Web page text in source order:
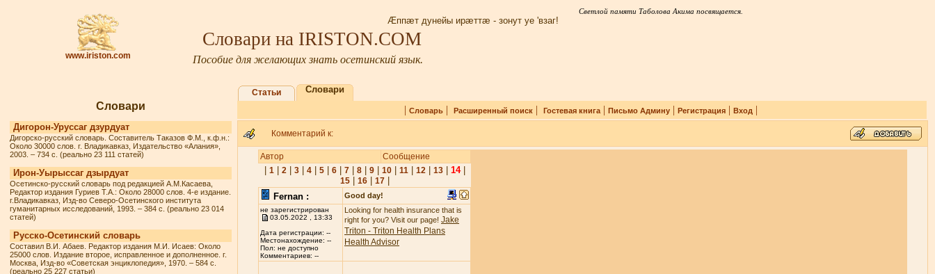
www.iriston.com
Светлой памяти Таболова Акима посвящается.
Æппæт дунейы ирæттæ - зонут уе 'взаг!
Словари на IRISTON.COM
Пособие для желающих знать осетинский язык.
Словари
Дигорон-Уруссаг дзурдуат
Дигорско-русский словарь. Составитель Таказов Ф.М., к.ф.н.:
Около 30000 слов. г. Владикавказ, Издательство «Алания»,
2003. – 734 с. (реально 23 111 статей)
Ирон-Уырыссаг дзырдуат
Осетинско-русский словарь под редакцией А.М.Касаева,
Редактор издания Гуриев Т.А.: Около 28000 слов. 4-е издание.
г.Владикавказ, Изд-во Северо-Осетинского института
гуманитарных исследований, 1993. – 384 с. (реально 23 014
статей)
Русско-Осетинский словарь
Составил В.И. Абаев. Редактор издания М.И. Исаев: Около
25000 слов. Издание второе, исправленное и дополненное. г.
Москва, Изд-во «Советская энциклопедия», 1970. – 584 с.
(реально 25 227 статьи)
Статьи Словари
| Словарь| Расширенный поиск| Гостевая книга| Письмо Админу| Регистрация| Вход |
Комментарий к:
Автор Сообщение
1| 2| 3| 4| 5| 6| 7| 8| 9| 10| 11| 12| 13| 14|
15| 16| 17|
Fernan :
Good day!
не зарегистрирован
03.05.2022 , 13:33
Дата регистрации: --
Местонахождение: --
Пол: не доступно
Комментариев: --
Looking for health insurance that is
right for you? Visit our page! Jake
Triton - Triton Health Plans
Health Advisor